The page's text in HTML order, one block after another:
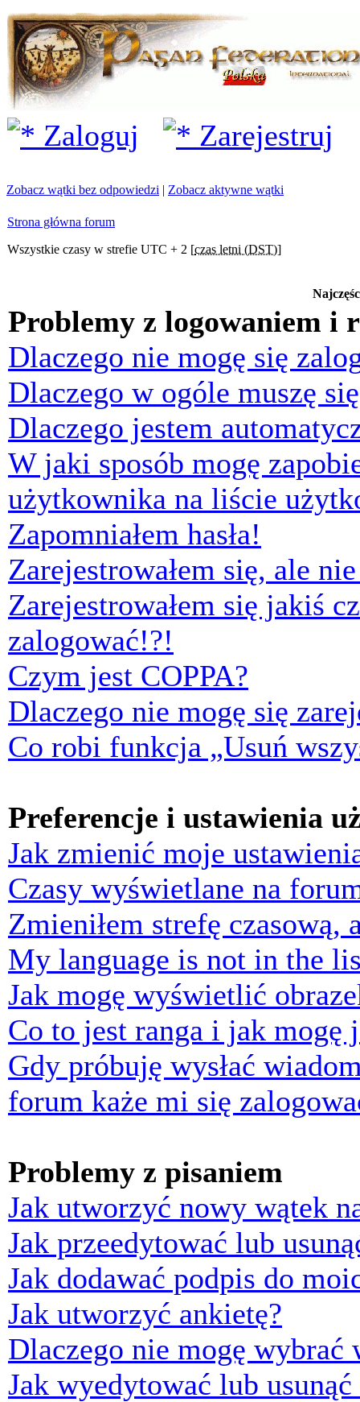
Zaloguj Zarejestruj
Zobacz wątki bez odpowiedzi | Zobacz aktywne wątki
Strona główna forum
Wszystkie czasy w strefie UTC + 2 [czas letni (DST)]
Problemy z logowaniem i
Dlaczego nie mogę się
Dlaczego w ogóle muszę
Dlaczego jestem
W jaki sposób mogę
użytkownika na liście
Zapomniałem hasła!
Zarejestrowałem się, ale
Zarejestrowałem się jakiś
zalogować!?!
Czym jest COPPA?
Dlaczego nie mogę się
Co robi funkcja „Usuń
Preferencje i ustawienia
Jak zmienić moje
Czasy wyświetlane na
Zmieniłem strefę czasową,
My language is not in the
Jak mogę wyświetlić
Co to jest ranga i jak mogę
Gdy próbuję wysłać
forum każe mi się
Problemy z pisaniem
Jak utworzyć nowy wątek
Jak przeedytować lub
Jak dodawać podpis do
Jak utworzyć ankietę?
Dlaczego nie mogę wybrać
Jak wyedytować lub usunąć